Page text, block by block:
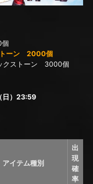
トーン 2000個
クストーン 3000個
日）23:59
アイテム種別
出
現
確
率